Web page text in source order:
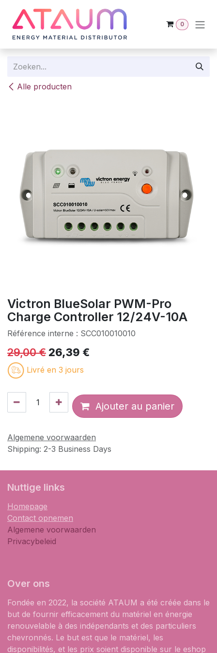
0
Alle producten
Victron BlueSolar PWM-Pro
Charge Controller 12/24V-10A
Référence interne : SCC010010010
29,00€ 26,39 €
Livré en 3 jours
Ajouter au panier
Algemene voorwaarden
Shipping: 2-3 Business Days
​Nuttige links
Homepage
Contact opnemen
Algemene voorwaarden
Privacybeleid
Over ons
Fondée en 2022, la société ATAUM a été créée dans le
but de fournir efficacement du matériel en énergie
renouvelable à des indépendants et des particuliers
chevronnés. Le but est que le matériel, les
disponibilités, et les prix soient disponible sur le eshop